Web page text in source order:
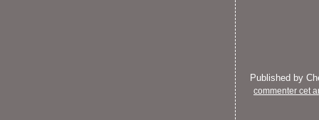
Published by
commenter cet